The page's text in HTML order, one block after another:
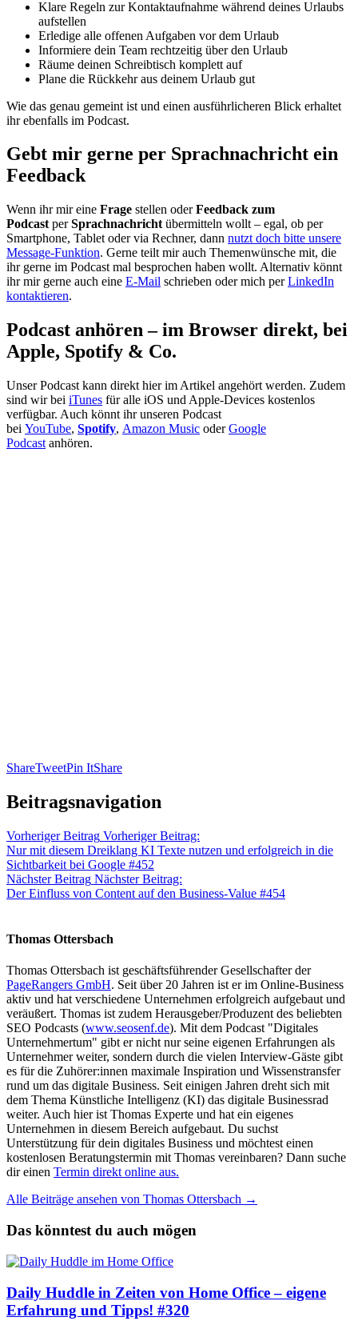
Klare Regeln zur Kontaktaufnahme während deines Urlaubs
aufstellen
Erledige alle offenen Aufgaben vor dem Urlaub
Informiere dein Team rechtzeitig über den Urlaub
Räume deinen Schreibtisch komplett auf
Plane die Rückkehr aus deinem Urlaub gut
Wie das genau gemeint ist und einen ausführlicheren Blick erhaltet
ihr ebenfalls im Podcast.
Gebt mir gerne per Sprachnachricht ein
Feedback
Wenn ihr mir eine Frage stellen oderFeedback zum
Podcast perSprachnachricht übermitteln wollt – egal, ob per
Smartphone, Tablet oder via Rechner, dann nutzt doch bitte unsere
Message-Funktion. Gerne teilt mir auch Themenwünsche mit, die
ihr gerne im Podcast mal besprochen haben wollt. Alternativ könnt
ihr mir gerne auch eine E-Mail schrieben oder mich perLinkedIn
kontaktieren.
Podcast anhören – im Browser direkt, bei
Apple, Spotify & Co.
Unser Podcast kann direkt hier im Artikel angehört werden. Zudem
sind wir bei iTunes für alle iOS und Apple-Devices kostenlos
verfügbar. Auch könnt ihr unseren Podcast
bei YouTube, Spotify, Amazon Music oderGoogle
Podcast anhören.
ShareTweetPin ItShare
Beitragsnavigation
Vorheriger Beitrag Vorheriger Beitrag:
Nur mit diesem Dreiklang KI Texte nutzen und erfolgreich in die
Sichtbarkeit bei Google #452
Nächster Beitrag Nächster Beitrag:
Der Einfluss von Content auf den Business-Value #454
Thomas Ottersbach
Thomas Ottersbach ist geschäftsführender Gesellschafter der
PageRangers GmbH. Seit über 20 Jahren ist er im Online-Business
aktiv und hat verschiedene Unternehmen erfolgreich aufgebaut und
veräußert. Thomas ist zudem Herausgeber/Produzent des beliebten
SEO Podcasts (www.seosenf.de). Mit dem Podcast "Digitales
Unternehmertum" gibt er nicht nur seine eigenen Erfahrungen als
Unternehmer weiter, sondern durch die vielen Interview-Gäste gibt
es für die Zuhörer:innen maximale Inspiration und Wissenstransfer
rund um das digitale Business. Seit einigen Jahren dreht sich mit
dem Thema Künstliche Intelligenz (KI) das digitale Businessrad
weiter. Auch hier ist Thomas Experte und hat ein eigenes
Unternehmen in diesem Bereich aufgebaut. Du suchst
Unterstützung für dein digitales Business und möchtest einen
kostenlosen Beratungstermin mit Thomas vereinbaren? Dann suche
dir einen Termin direkt online aus.
Alle Beiträge ansehen von Thomas Ottersbach →
Das könntest du auch mögen
Daily Huddle in Zeiten von Home Office – eigene
Erfahrung und Tipps! #320